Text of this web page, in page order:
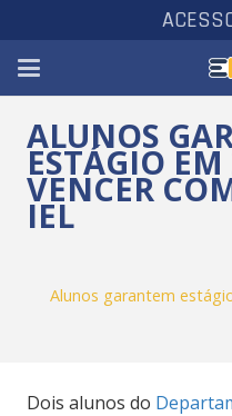
ALUNOS
ESTÁGIO
VENCER
IEL
Alunos garantem
Dois alunos do